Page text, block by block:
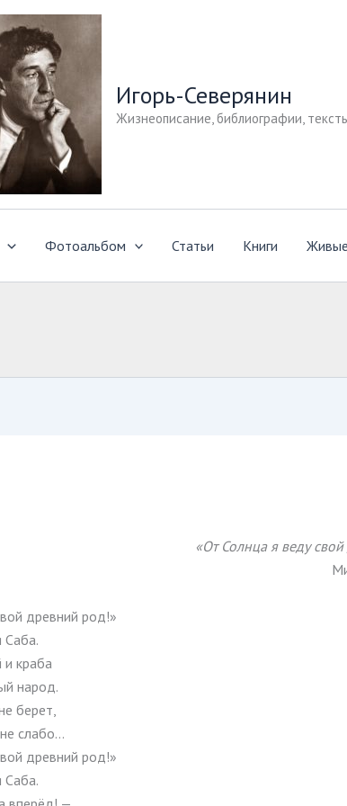
Игорь-Северянин
Жизнеописание, библиографии,
Фотоальбом Статьи Книги
«От Солнца я веду
древний род!»
Саба.
краба
народ.
берет,
слабо…
древний род!»
Саба.